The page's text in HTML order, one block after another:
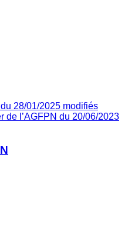
28/01/2025 modifiés
de l’AGFPN du 20/06/2023